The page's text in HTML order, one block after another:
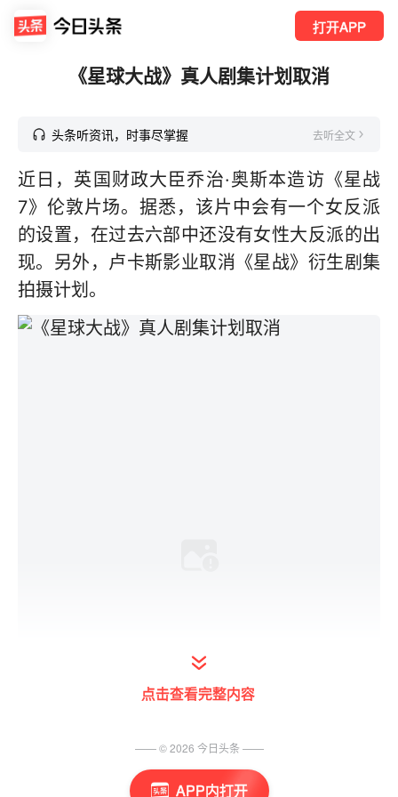
打开APP
APP内打开
《星球大战》真人剧集计划取消
头条听资讯，时事尽掌握 去听全文
近日，英国财政大臣乔治·奥斯本造访《星战
7》伦敦片场。据悉，该片中会有一个女反派
的设置，在过去六部中还没有女性大反派的出
现。另外，卢卡斯影业取消《星战》衍生剧集
拍摄计划。
点击查看完整内容
—— ©2026 今日头条 ——